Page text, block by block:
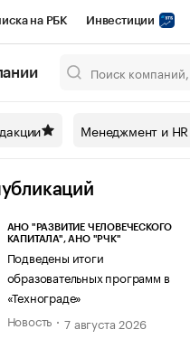
на РБК Инвестиции
СПб Конференции
и медиа
Менеджмент и HR
АНО "РАЗВИТИЕ ЧЕЛОВЕЧЕСКОГО
КАПИТАЛА", АНО "РЧК"
Подведены итоги
образовательных программ в
«Технограде»
Новость
7 августа 2026